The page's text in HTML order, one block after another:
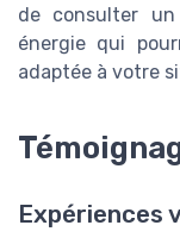
de consulter
énergie qui
adaptée à votre
Expériences